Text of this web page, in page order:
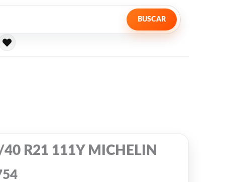
BUSCAR
R21 111Y MICHELIN